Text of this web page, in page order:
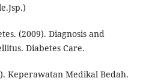
(2009). Diagnosis and
Diabetes Care.
Keperawatan Medikal Bedah.